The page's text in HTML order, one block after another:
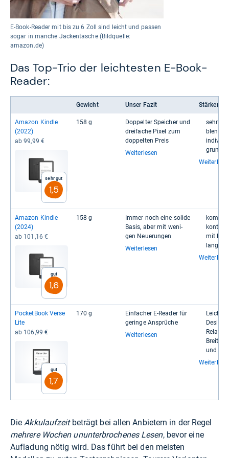
E-Book-Reader mit bis zu 6 Zoll sind leicht und passen
sogar in manche Jackentasche (Bildquelle:
amazon.de)
Das Top-Trio der leichtesten E-Book-
Reader:
Gewicht Unser Fazit Stärken
Ama­zon Kindle
(2022)
ab 99,99 €
Sehr gut
1,5
158 g
Dop­pel­ter Spei­cher und
drei­fa­che Pixel zum
dop­pel­ten Preis
Weiterlesen
sehr
Ama­zon Kindle
(2024)
ab 101,16 €
Gut
1,6
158 g
Immer noch eine solide
Basis, aber mit weni­
gen Neue­run­gen
Weiterlesen
mit
lange
Pocket­Book Verse
Lite
ab 106,99 €
Gut
1,7
170 g
Ein­fa­cher E-​Rea­der für
geringe Ansprü­che
Weiterlesen
Design
Rela­tiv
Breite
und
Die Akkulaufzeitbeträgt bei allen Anbietern in der Regel
mehrere Wochen ununterbrochenes Lesen, bevor eine
Aufladung nötig wird. Das führt bei den meisten